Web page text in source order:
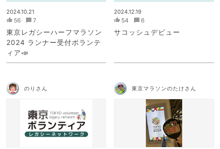
2024.10.21
56 7
東京レガシーハーフマラソン
2024 ランナー受付ボランテ
ィア📣
2024.12.19
54 6
サコッシュデビュー
のりさん 東京マラソンのたけさん